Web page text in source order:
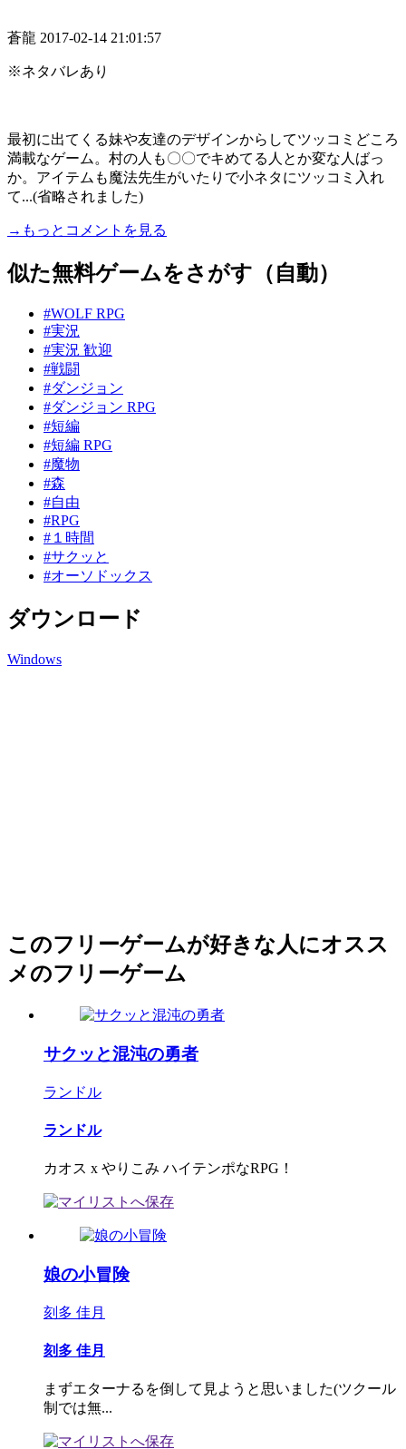
蒼龍 2017-02-14 21:01:57
※ネタバレあり
最初に出てくる妹や友達のデザインからしてツッコミどころ
満載なゲーム。村の人も〇〇でキめてる人とか変な人ばっ
か。アイテムも魔法先生がいたりで小ネタにツッコミ入れ
て...(省略されました)
→もっとコメントを見る
似た無料ゲームをさがす（自動）
#WOLF RPG
#実況
#実況 歓迎
#戦闘
#ダンジョン
#ダンジョン RPG
#短編
#短編 RPG
#魔物
#森
#自由
#RPG
#１時間
#サクッと
#オーソドックス
ダウンロード
Windows
このフリーゲームが好きな人にオスス
メのフリーゲーム
サクッと混沌の勇者
ランドル
ランドル
カオス x やりこみ ハイテンポなRPG！
娘の小冒険
刻多 佳月
刻多 佳月
まずエターナるを倒して見ようと思いました(ツクール
制では無...